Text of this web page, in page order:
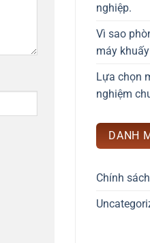
nghiệp.
Vì sao
máy
Lựa chọn
nghiệm
DANH
Chính sách